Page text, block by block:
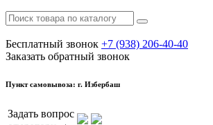
Бесплатный звонок +7 (938) 206-40-40
Заказать обратный звонок
Пункт самовывоза: г. Избербаш
Задать вопрос